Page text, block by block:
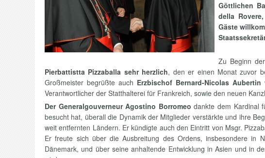
Göttlichen
della
Gäste
Zu Beginn
Pierbattistta Pizzaballa sehr herzlich, den er einen Monat zuvor
Großmeister begrüßte auch Erzbischof Bernard-Nicolas Aubertin
Verantwortlicher der Statthalterei für Frankreich, sowie den neuen
Der Generalgouverneur Agostino Borromeo dankte dem Kardinal
besucht hat, überall die Dynamik der Mitglieder verstärkte und ihre
weit entfernten Ländern. Er kündigte auch den Eintritt von Msgr.
Er freute sich über die Ausbreitung des Ordens, insbesondere in
Dänemark, und über seine anhaltende Entwicklung in Asien und in